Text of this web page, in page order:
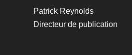
Patrick Reynolds
Directeur de publication